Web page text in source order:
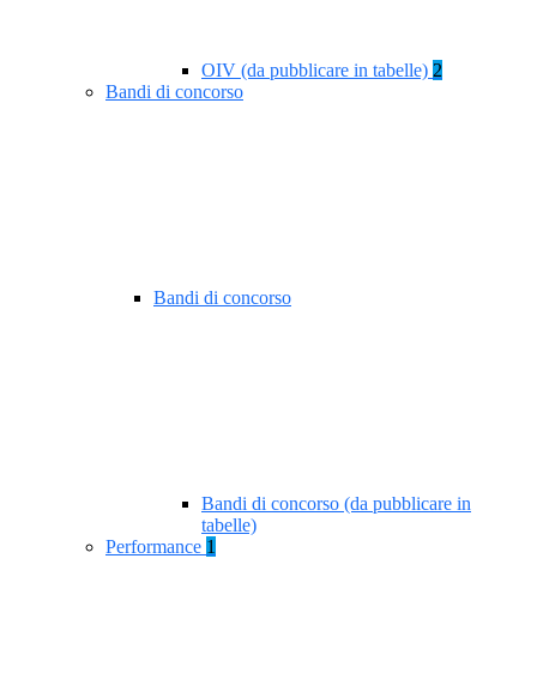
OIV (da pubblicare in tabelle) 2
Bandi di concorso
Bandi di concorso
Bandi di concorso (da pubblicare in
tabelle)
Performance 1